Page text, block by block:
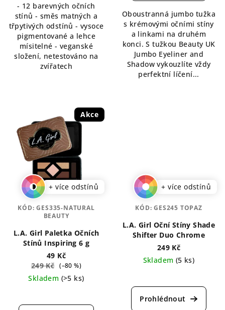
z
5
hvězdiček.
- 12 barevných očních
stínů - směs matných a
třpytivých odstínů - vysoce
pigmentované a lehce
mísitelné - veganské
složení, netestováno na
zvířatech
z
5
hvězdiček.
Oboustranná jumbo tužka
s krémovými očními stíny
a linkami na druhém
konci. S tužkou Beauty UK
Jumbo Eyeliner and
Shadow vykouzlíte vždy
perfektní líčení...
Akce
+ více odstínů
L.A. Girl Paletka Očních
Stínů Inspiring 6 g
49 Kč
249 Kč (–80 %)
Skladem (>5 ks)
hodnocení
KÓD:GES335-NATURAL
BEAUTY
+ více odstínů
L.A. Girl Oční Stíny Shade
Shifter Duo Chrome
249 Kč
Skladem (5 ks)
hodnocení
produktu
KÓD:GES245 TOPAZ